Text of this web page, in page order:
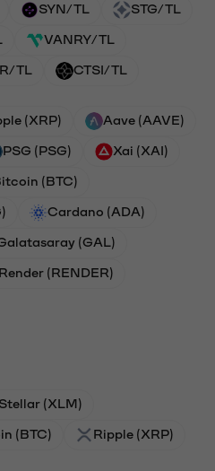
SYN/TL STG/TL
VANRY/TL
TL CTSI/TL
(XRP) Aave (AAVE)
PSG (PSG) Xai (XAI)
(BTC)
Cardano (ADA)
(GAL)
Render (RENDER)
Stellar (XLM)
(BTC) Ripple (XRP)